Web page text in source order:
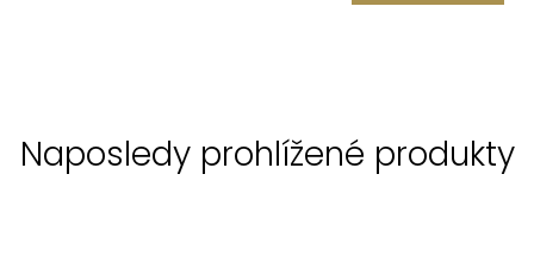
Naposledy prohlížené produkty